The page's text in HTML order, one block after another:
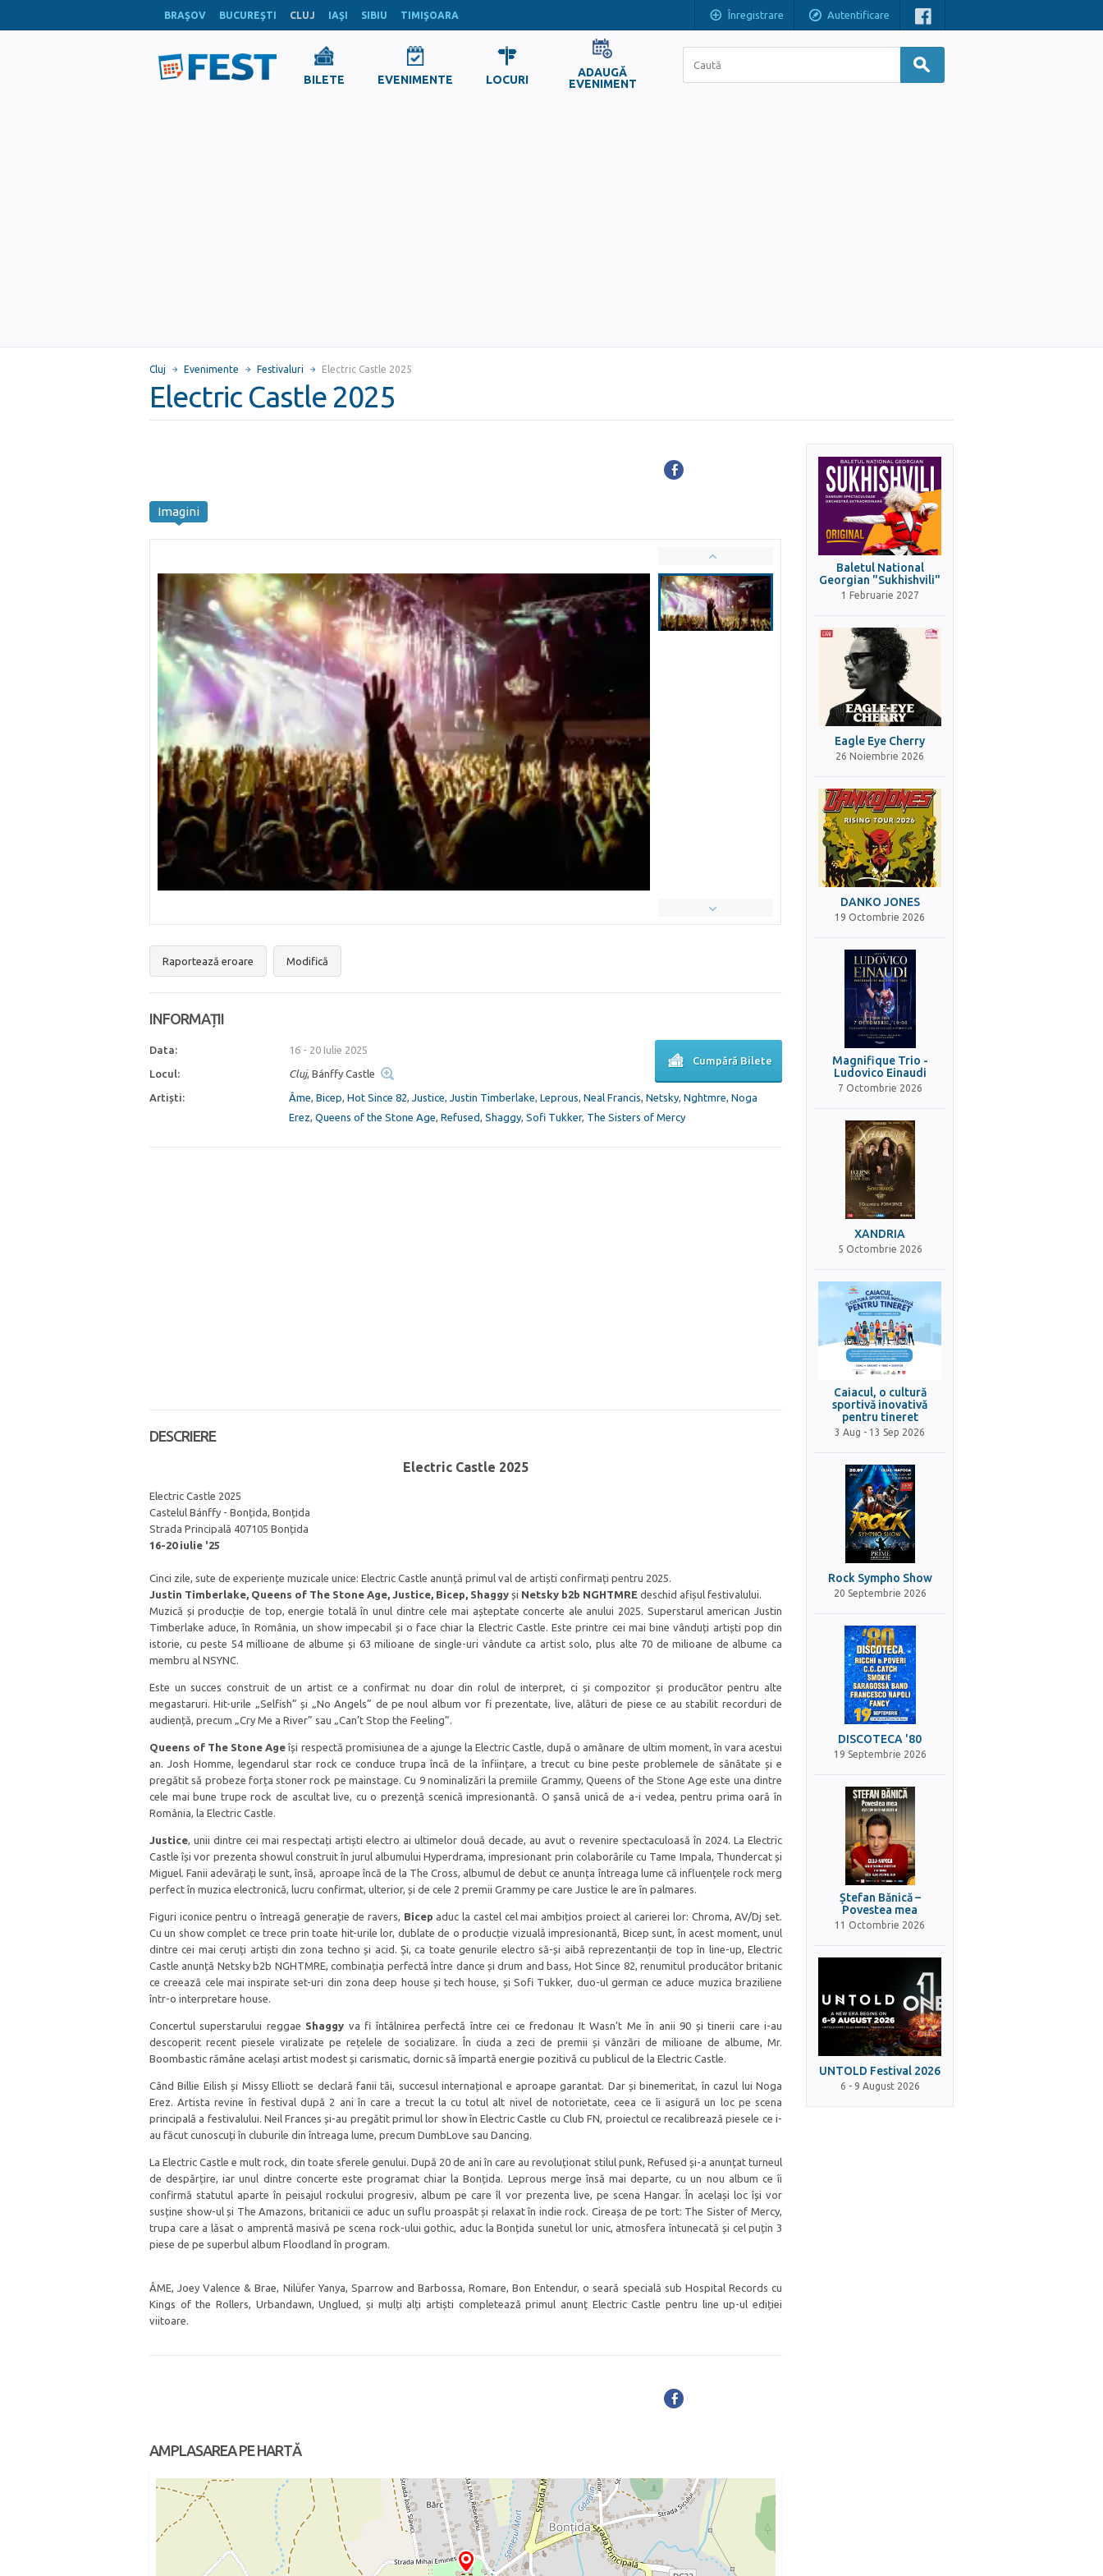
BRAŞOV BUCUREŞTI CLUJ IAŞI SIBIU TIMIŞOARA Înregistrare Autentificare
BILETE EVENIMENTE LOCURI
ADAUGĂ
EVENIMENT
Cluj Evenimente Festivaluri Electric Castle 2025
Electric Castle 2025
Imagini
Raportează eroare Modifică
INFORMAȚII
Data: 16 - 20 Iulie 2025
Locul: Cluj, Bánffy Castle
Artiști: Âme, Bicep, Hot Since 82, Justice, Justin Timberlake, Leprous, Neal Francis, Netsky, Nghtmre, Noga
Erez, Queens of the Stone Age, Refused, Shaggy, Sofi Tukker, The Sisters of Mercy
Cumpără Bilete
DESCRIERE
Electric Castle 2025
Electric Castle 2025
Castelul Bánffy - Bonțida, Bonțida
Strada Principală 407105 Bonțida
16-20 iulie '25
Cinci zile, sute de experiențe muzicale unice: Electric Castle anunță primul val de artiști confirmați pentru 2025.
Justin Timberlake, Queens of The Stone Age, Justice, Bicep, Shaggy și Netsky b2b NGHTMRE deschid afișul festivalului.
Muzică și producție de top, energie totală în unul dintre cele mai așteptate concerte ale anului 2025. Superstarul american Justin
Timberlake aduce, în România, un show impecabil și o face chiar la Electric Castle. Este printre cei mai bine vânduți artiști pop din
istorie, cu peste 54 millioane de albume și 63 milioane de single-uri vândute ca artist solo, plus alte 70 de milioane de albume ca
membru al NSYNC.
Este un succes construit de un artist ce a confirmat nu doar din rolul de interpret, ci și compozitor și producător pentru alte
megastaruri. Hit-urile „Selfish” și „No Angels” de pe noul album vor fi prezentate, live, alături de piese ce au stabilit recorduri de
audiență, precum „Cry Me a River” sau „Can’t Stop the Feeling”.
Queens of The Stone Ageîși respectă promisiunea de a ajunge la Electric Castle, după o amânare de ultim moment, în vara acestui
an. Josh Homme, legendarul star rock ce conduce trupa încă de la înființare, a trecut cu bine peste problemele de sănătate și e
pregătit să probeze forța stoner rock pe mainstage. Cu 9 nominalizări la premiile Grammy, Queens of the Stone Age este una dintre
cele mai bune trupe rock de ascultat live, cu o prezență scenică impresionantă. O șansă unică de a-i vedea, pentru prima oară în
România, la Electric Castle.
Justice, unii dintre cei mai respectați artiști electro ai ultimelor două decade, au avut o revenire spectaculoasă în 2024. La Electric
Castle își vor prezenta showul construit în jurul albumului Hyperdrama, impresionant prin colaborările cu Tame Impala, Thundercat și
Miguel. Fanii adevărați le sunt, însă, aproape încă de la The Cross, albumul de debut ce anunța întreaga lume că influențele rock merg
perfect în muzica electronică, lucru confirmat, ulterior, și de cele 2 premii Grammy pe care Justice le are în palmares.
Figuri iconice pentru o întreagă generație de ravers, Bicep aduc la castel cel mai ambițios proiect al carierei lor: Chroma, AV/Dj set.
Cu un show complet ce trece prin toate hit-urile lor, dublate de o producție vizuală impresionantă, Bicep sunt, în acest moment, unul
dintre cei mai ceruți artiști din zona techno și acid. Și, ca toate genurile electro să-și aibă reprezentanții de top în line-up, Electric
Castle anunță Netsky b2b NGHTMRE, combinația perfectă între dance și drum and bass, Hot Since 82, renumitul producător britanic
ce creează cele mai inspirate set-uri din zona deep house și tech house, și Sofi Tukker, duo-ul german ce aduce muzica braziliene
într-o interpretare house.
Concertul superstarului reggae Shaggy va fi întâlnirea perfectă între cei ce fredonau It Wasn’t Me în anii 90 și tinerii care i-au
descoperit recent piesele viralizate pe rețelele de socializare. În ciuda a zeci de premii și vânzări de milioane de albume, Mr.
Boombastic rămâne același artist modest și carismatic, dornic să împartă energie pozitivă cu publicul de la Electric Castle.
Când Billie Eilish și Missy Elliott se declară fanii tăi, succesul internațional e aproape garantat. Dar și binemeritat, în cazul lui Noga
Erez. Artista revine în festival după 2 ani în care a trecut la cu totul alt nivel de notorietate, ceea ce îi asigură un loc pe scena
principală a festivalului. Neil Frances și-au pregătit primul lor show în Electric Castle cu Club FN, proiectul ce recalibrează piesele ce i-
au făcut cunoscuți în cluburile din întreaga lume, precum DumbLove sau Dancing.
La Electric Castle e mult rock, din toate sferele genului. După 20 de ani în care au revoluționat stilul punk, Refused și-a anunțat turneul
de despărțire, iar unul dintre concerte este programat chiar la Bonțida. Leprous merge însă mai departe, cu un nou album ce îi
confirmă statutul aparte în peisajul rockului progresiv, album pe care îl vor prezenta live, pe scena Hangar. În același loc își vor
susține show-ul și The Amazons, britanicii ce aduc un suflu proaspăt și relaxat în indie rock. Cireașa de pe tort: The Sister of Mercy,
trupa care a lăsat o amprentă masivă pe scena rock-ului gothic, aduc la Bonțida sunetul lor unic, atmosfera întunecată și cel puțin 3
piese de pe superbul album Floodland în program.
ÂME, Joey Valence & Brae, Nilüfer Yanya, Sparrow and Barbossa, Romare, Bon Entendur, o seară specială sub Hospital Records cu
Kings of the Rollers, Urbandawn, Unglued, și mulți alți artiști completează primul anunț Electric Castle pentru line up-ul ediției
viitoare.
AMPLASAREA PE HARTĂ
Baletul National
Georgian "Sukhishvili"
1 Februarie 2027
Eagle Eye Cherry
26 Noiembrie 2026
DANKO JONES
19 Octombrie 2026
Magnifique Trio -
Ludovico Einaudi
7 Octombrie 2026
XANDRIA
5 Octombrie 2026
Caiacul, o cultură
sportivă inovativă
pentru tineret
3 Aug - 13 Sep 2026
Rock Sympho Show
20 Septembrie 2026
DISCOTECA '80
19 Septembrie 2026
Ștefan Bănică –
Povestea mea
11 Octombrie 2026
UNTOLD Festival 2026
6 - 9 August 2026